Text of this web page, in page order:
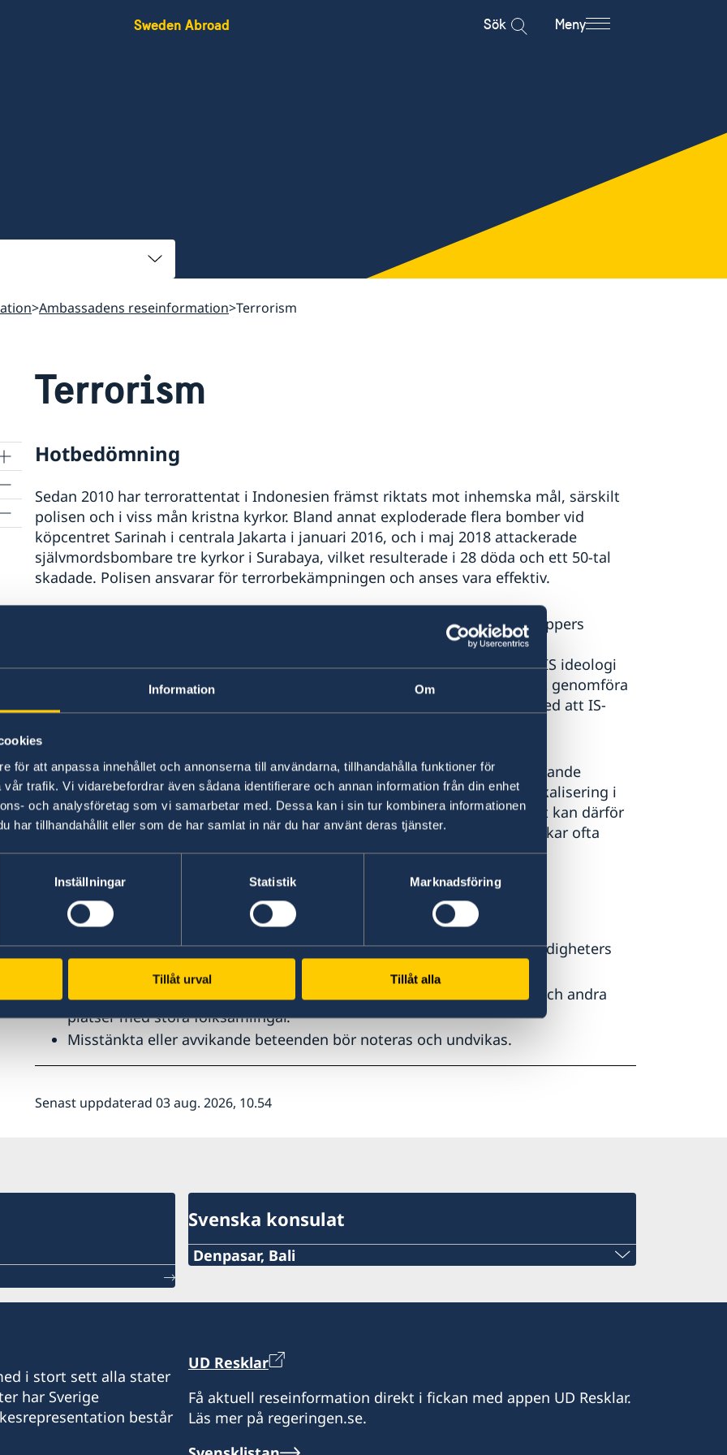
Information Om
för att anpassa innehållet och annonserna till användarna, tillhandahålla funktioner för
trafik. Vi vidarebefordrar även sådana identifierare och annan information från din enhet
och analysföretag som vi samarbetar med. Dessa kan i sin tur kombinera informationen
har tillhandahållit eller som de har samlat in när du har använt deras tjänster.
Inställningar Statistik Marknadsföring
Tillåt urval Tillåt alla
Sweden Abroad Sök Meny
Ambassadens reseinformation Terrorism
Terrorism
Hotbedömning
Sedan 2010 har terrorattentat i Indonesien främst riktats mot inhemska mål, särskilt
polisen och i viss mån kristna kyrkor. Bland annat exploderade flera bomber vid
köpcentret Sarinah i centrala Jakarta i januari 2016, och i maj 2018 attackerade
självmordsbombare tre kyrkor i Surabaya, vilket resulterade i 28 döda och ett 50-tal
skadade. Polisen ansvarar för terrorbekämpningen och anses vara effektiv.
Ett ideologiskt skifte har skett från al-Qaida till IS. Samtidigt har terrorgruppers
kapacitet minskat. Över 700 indoneser har anslutit sig till IS i Syrien, och
myndigheterna arbetar med att avradikalisera de cirka 200 som återvänt. IS ideologi
får dock gradvis större fäste bland radikala grupper i landet. Förmågan att genomföra
större attentat bedöms vara begränsad, men detta kan förändras i takt med att IS-
Rättsväsendet har varit framgångsrikt i att hantera terrorhot, och flera ledande
terrorister har gripits eller oskadliggjorts. Trots detta kvarstår hotet. Radikalisering i
samhället fortsätter, och nya rekryteringar till IS är sannolika. Nya attentat kan därför
inte uteslutas, särskilt i områden som Jakarta, Bali och Lombok, där svenskar ofta
vistas.
Råd till resenärer
Resenärer bör vara medvetna om säkerhetsläget och följa lokala myndigheters
Var uppmärksam på omgivningen, särskilt vid kyrkor, polisstationer och andra
platser med stora folksamlingar.
Misstänkta eller avvikande beteenden bör noteras och undvikas.
Senast uppdaterad 03 aug. 2026, 10.54
Svenska konsulat
Denpasar, Bali
Mobiltelefon:
E-post:
i stort sett alla stater
har Sverige
består
UD Resklar
Få aktuell reseinformation direkt i fickan med appen UD Resklar.
Läs mer på regeringen.se.